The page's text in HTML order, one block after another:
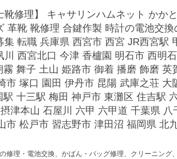
靴修理】 キャサリンハムネット かか
革靴 靴修理 合鍵作製 時計の電池交
集 転職 兵庫県 西宮市 西宮 JR西宮駅
川 西宮北口 今津 香櫨園 明石市 西明
舞子 土山 姫路市 御着 播磨 飾磨 英
市 塚口 園田 伊丹市 昆陽 武庫之荘 大
駅 十三駅 梅田 神戸市 東灘区 住吉駅
津本山 石屋川 六甲 六甲道 千葉県 八
市 松戸市 習志野市 津田沼 福岡県 北
修理・電池交換、かばん・バッグ修理、クリーニング